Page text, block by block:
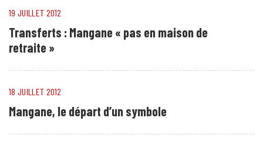
19 JUILLET 2012
Transferts : Mangane « pas en maison de
retraite »
18 JUILLET 2012
Mangane, le départ d’un symbole